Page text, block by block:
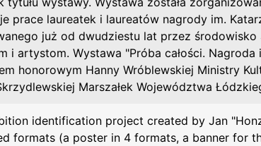
prace laureatek i laureatów nagrody im.
już od dwudziestu lat przez
i artystom. Wystawa "Próba całości. Nagroda
honorowym Hanny Wróblewskiej Ministry
Marszałek Województwa
identification project created by Jan
formats (a poster in 4 formats, a banner for